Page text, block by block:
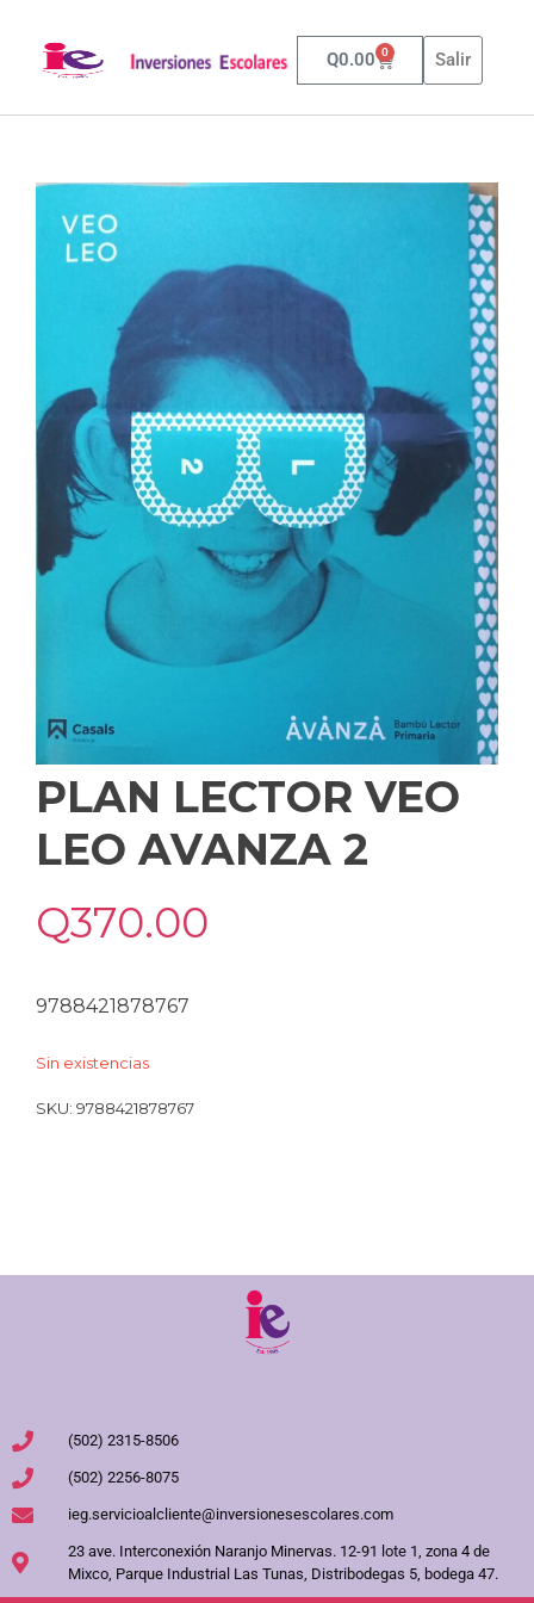
Q0.00 0 Salir
PLAN LECTOR VEO
LEO AVANZA 2
Q370.00
9788421878767
Sin existencias
SKU: 9788421878767
(502) 2315-8506
(502) 2256-8075
ieg.servicioalcliente@inversionesescolares.com
23 ave. Interconexión Naranjo Minervas. 12-91 lote 1, zona 4 de
Mixco, Parque Industrial Las Tunas, Distribodegas 5, bodega 47.